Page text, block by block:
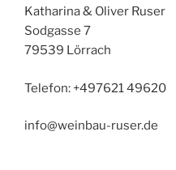
Katharina & Oliver Ruser
Sodgasse 7
79539 Lörrach
Telefon: +497621 49620
info@weinbau-ruser.de